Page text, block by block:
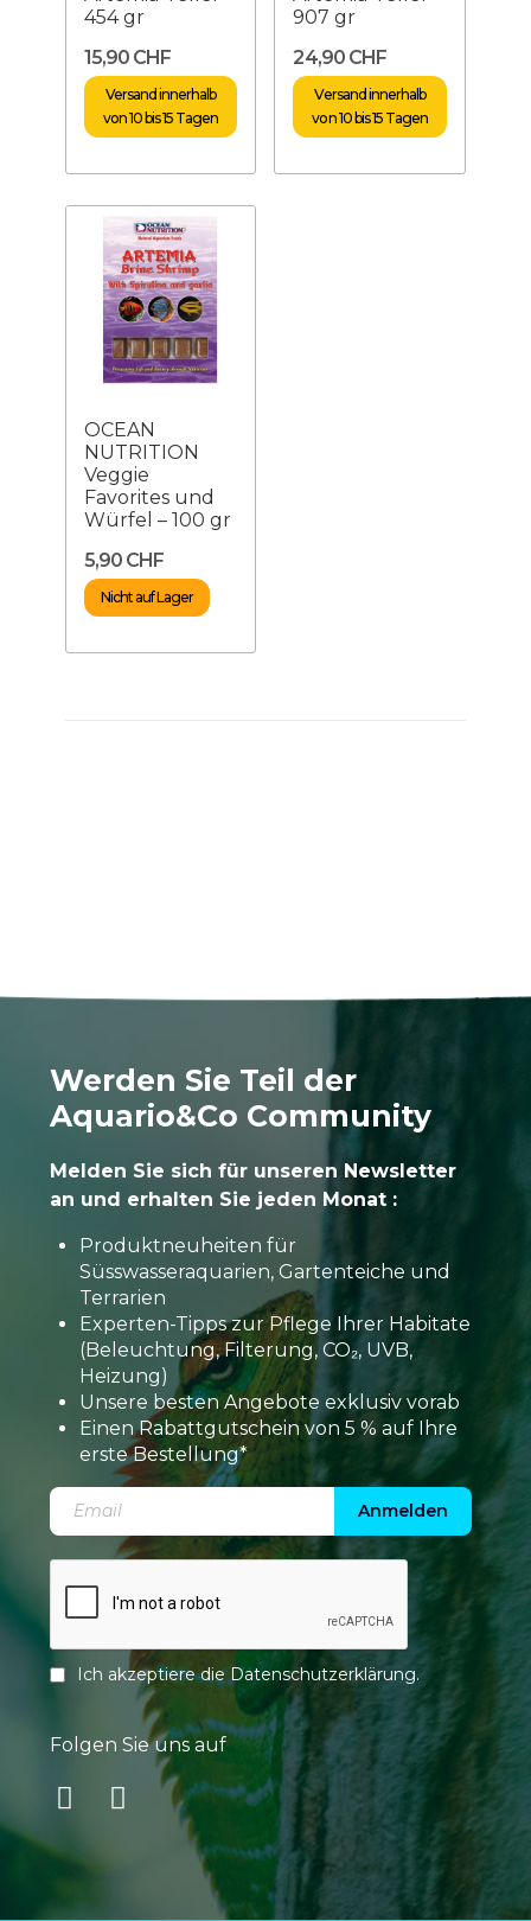
454 gr
15,90 CHF
Versand innerhalb
von 10 bis 15 Tagen
907 gr
24,90 CHF
Versand innerhalb
von 10 bis 15 Tagen
OCEAN
NUTRITION
Veggie
Favorites und
Würfel – 100 gr
5,90 CHF
Nicht auf Lager
Werden Sie Teil der
Aquario&Co Community
Melden Sie sich für unseren Newsletter
an und erhalten Sie jeden Monat :
Produktneuheiten für
Süsswasseraquarien, Gartenteiche und
Terrarien
Experten-Tipps zur Pflege Ihrer Habitate
(Beleuchtung, Filterung, CO₂, UVB,
Heizung)
Unsere besten Angebote exklusiv vorab
Einen Rabattgutschein von 5 % auf Ihre
erste Bestellung*
Anmelden
Ich akzeptiere dieDatenschutzerklärung.
Folgen Sie uns auf